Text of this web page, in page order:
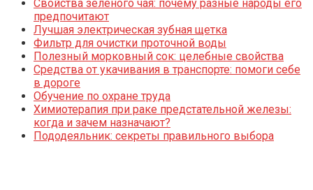
Свойства зеленого чая: почему разные народы его
предпочитают
Лучшая электрическая зубная щетка
Фильтр для очистки проточной воды
Полезный морковный сок: целебные свойства
Средства от укачивания в транспорте: помоги себе
в дороге
Обучение по охране труда
Химиотерапия при раке предстательной железы:
когда и зачем назначают?
Пододеяльник: секреты правильного выбора